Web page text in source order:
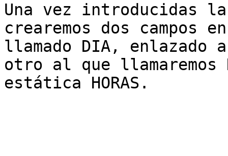
Una vez introducidas
crearemos dos campos
llamado DIA,
otro al que llamaremos